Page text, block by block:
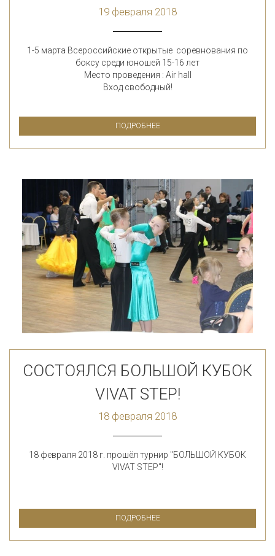
19 февраля 2018
1-5 марта Всероссийские открытые соревнования по
боксу среди юношей 15-16 лет
Место проведения : Air hall
Вход свободный!
ПОДРОБНЕЕ
СОСТОЯЛСЯ БОЛЬШОЙ КУБОК
VIVAT STEP!
18 февраля 2018
18 февраля 2018 г. прошёл турнир "БОЛЬШОЙ КУБОК
VIVAT STEP"!
ПОДРОБНЕЕ